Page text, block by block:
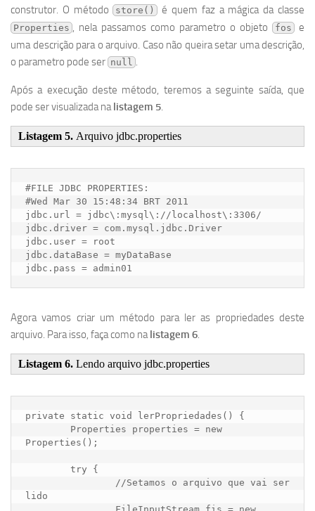
construtor. O método store() é quem faz a mágica da classe
Properties , nela passamos como parametro o objeto fos
e
uma descrição para o arquivo. Caso não queira setar uma descrição,
o parametro pode ser null .
Após a execução deste método, teremos a seguinte saída, que
pode ser visualizada nalistagem 5.
Listagem 5. Arquivo jdbc.properties
#FILE JDBC PROPERTIES:
#Wed Mar 30 15:48:34 BRT 2011
jdbc.url = jdbc\:mysql\://localhost\:3306/
jdbc.driver = com.mysql.jdbc.Driver
jdbc.user = root
jdbc.dataBase = myDataBase
jdbc.pass = admin01
Agora vamos criar um método para ler as propriedades deste
arquivo. Para isso, faça como nalistagem 6.
Listagem 6. Lendo arquivo jdbc.properties
private static void lerPropriedades() {
Properties();
lido